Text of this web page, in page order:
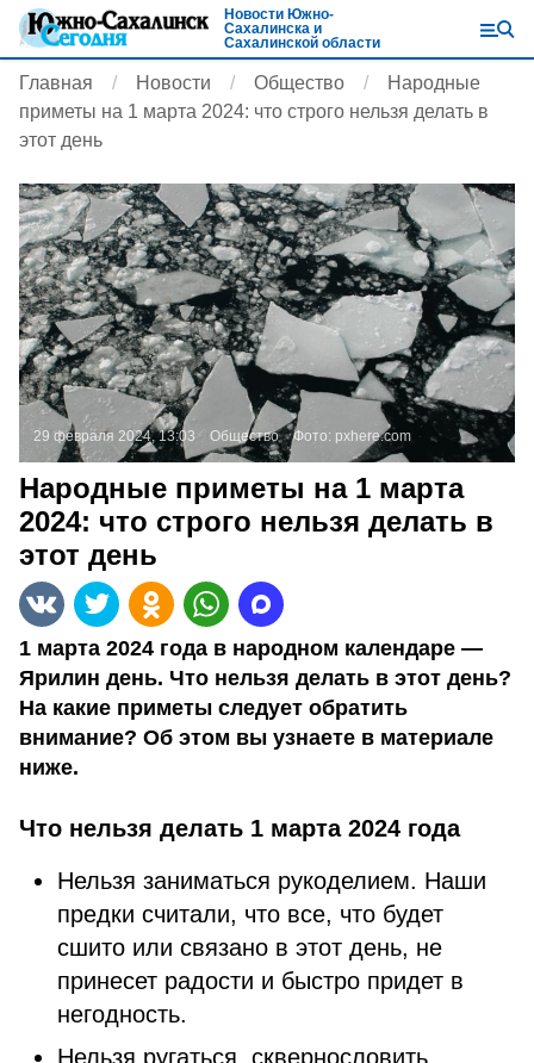
Новости Южно-
Сахалинска и
Сахалинской области
Главная Новости Общество
Народные
приметы на 1 марта 2024: что строго нельзя делать в
этот день
29 февраля 2024, 13:03 Общество Фото: pxhere.com
Народные приметы на 1 марта
2024: что строго нельзя делать в
этот день
1 марта 2024 года в народном календаре —
Ярилин день. Что нельзя делать в этот день?
На какие приметы следует обратить
внимание? Об этом вы узнаете в материале
ниже.
Что нельзя делать 1 марта 2024 года
Нельзя заниматься рукоделием. Наши
предки считали, что все, что будет
сшито или связано в этот день, не
принесет радости и быстро придет в
негодность.
Нельзя ругаться, сквернословить.